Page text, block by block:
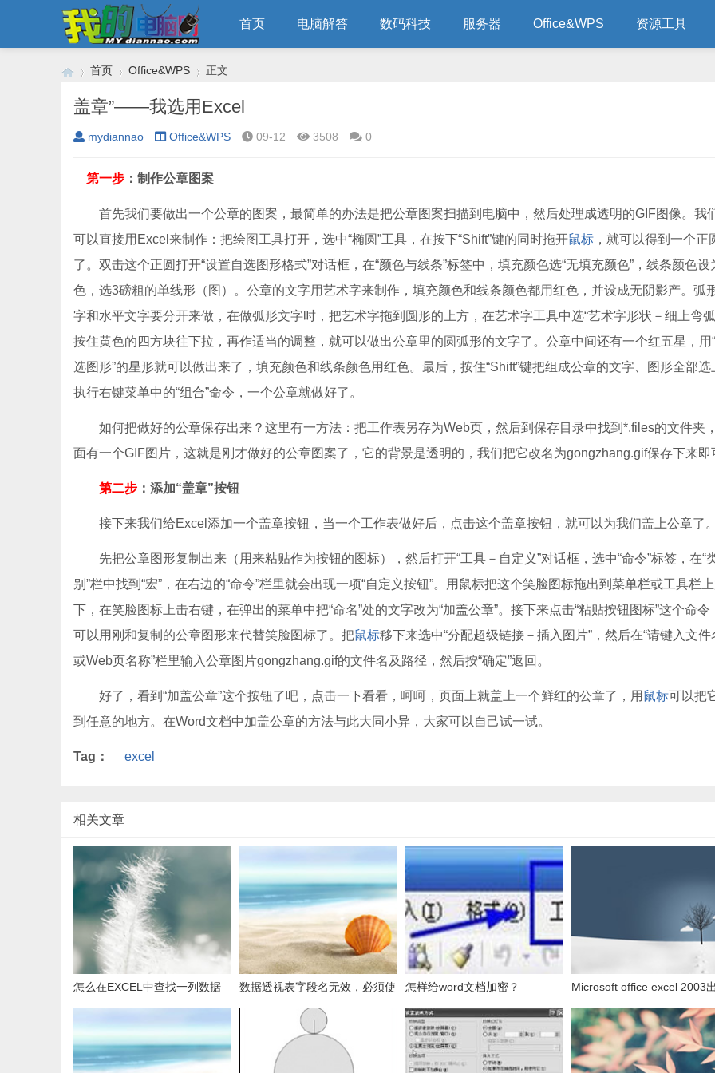
首页 电脑解答 数码科技 服务器 Office&WPS 资源工具
›
首页
›
Office&WPS
›
正文
盖章”——我选用Excel
mydiannao Office&WPS 09-12 3508 0
第一步 ：制作公章图案
首先我们要做出一个公章的图案，最简单的办法是把公章图案扫描到电脑中，然后处理成透明的GIF图像。我
可以直接用Excel来制作：把绘图工具打开，选中“椭圆”工具，在按下“Shift”键的同时拖开鼠标 ，就可以得到一个正
了。双击这个正圆打开“设置自选图形格式”对话框，在“颜色与线条”标签中，填充颜色选“无填充颜色”，线条颜色设
色，选3磅粗的单线形（图）。公章的文字用艺术字来制作，填充颜色和线条颜色都用红色，并设成无阴影产。弧
字和水平文字要分开来做，在做弧形文字时，把艺术字拖到圆形的上方，在艺术字工具中选“艺术字形状－细上弯
按住黄色的四方块往下拉，再作适当的调整，就可以做出公章里的圆弧形的文字了。公章中间还有一个红五星，用
选图形”的星形就可以做出来了，填充颜色和线条颜色用红色。最后，按住“Shift”键把组成公章的文字、图形全部选
执行右键菜单中的“组合”命令，一个公章就做好了。
如何把做好的公章保存出来？这里有一方法：把工作表另存为Web页，然后到保存目录中找到*.files的文件夹
面有一个GIF图片，这就是刚才做好的公章图案了，它的背景是透明的，我们把它改名为gongzhang.gif保存下来即
第二步 ：添加“盖章”按钮
接下来我们给Excel添加一个盖章按钮，当一个工作表做好后，点击这个盖章按钮，就可以为我们盖上公章了
先把公章图形复制出来（用来粘贴作为按钮的图标），然后打开“工具－自定义”对话框，选中“命令”标签，在“
别”栏中找到“宏”，在右边的“命令”栏里就会出现一项“自定义按钮”。用鼠标把这个笑脸图标拖出到菜单栏或工具栏
下，在笑脸图标上击右键，在弹出的菜单中把“命名”处的文字改为“加盖公章”。接下来点击“粘贴按钮图标”这个命令
可以用刚和复制的公章图形来代替笑脸图标了。把鼠标移下来选中“分配超级链接－插入图片”，然后在“请键入文件
或Web页名称”栏里输入公章图片gongzhang.gif的文件名及路径，然后按“确定”返回。
好了，看到“加盖公章”这个按钮了吧，点击一下看看，呵呵，页面上就盖上一个鲜红的公章了，用 鼠标可以把
到任意的地方。在Word文档中加盖公章的方法与此大同小异，大家可以自己试一试。
Tag： excel
相关文章
怎么在EXCEL中查找一列数据
数据透视表字段名无效，必须使
用组合为带有标志列列表的数
怎样给word文档加密？
Microsoft office excel 2003
发送错误报告怎么办？